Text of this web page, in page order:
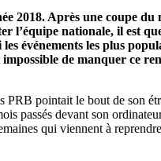
2018. Après une coupe
l’équipe nationale, il est
événements les plus
de manquer ce
pointait le bout de son
passés devant son
qui viennent à